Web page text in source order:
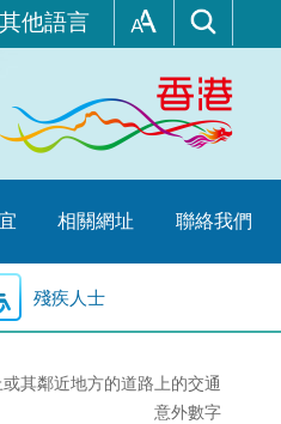
其他語言
相關網址 聯絡我們
殘疾人士
其鄰近地方的道路上的交通
意外數字